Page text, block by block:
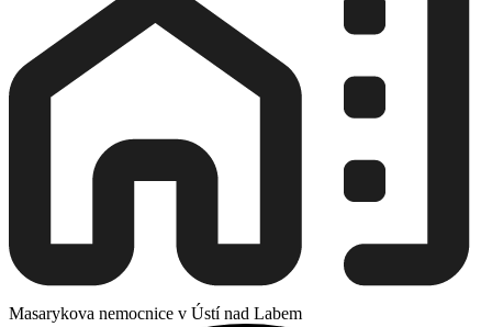
Masarykova nemocnice v Ústí nad Labem